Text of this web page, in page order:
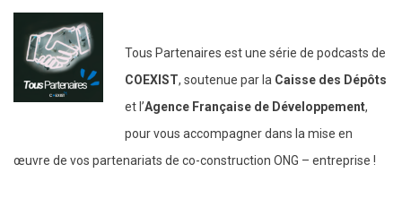
Tous Partenaires est une série de podcasts de
COEXIST, soutenue par la Caisse des Dépôts
et l’Agence Française de Développement,
pour vous accompagner dans la mise en
œuvre de vos partenariats de co-construction ONG – entreprise !